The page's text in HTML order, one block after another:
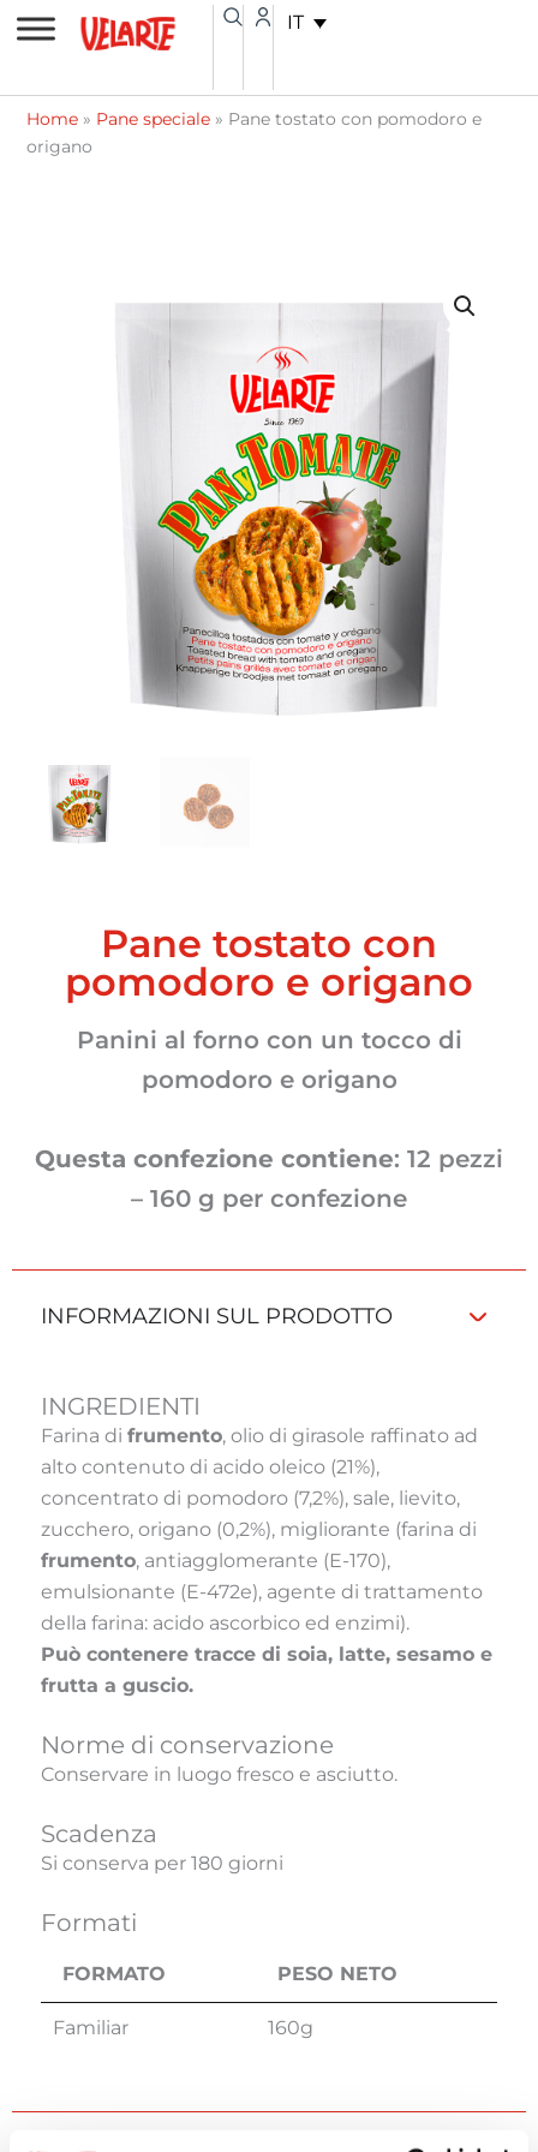
contenuto
Vai
IT
Home » Pane speciale » Pane tostato con pomodoro e
origano
Pane tostato con
pomodoro e origano
Panini al forno con un tocco di
pomodoro e origano
Questa confezione contiene: 12 pezzi
– 160 g per confezione
INFORMAZIONI SUL PRODOTTO
INGREDIENTI
Farina di frumento, olio di girasole raffinato ad
alto contenuto di acido oleico (21%),
concentrato di pomodoro (7,2%), sale, lievito,
zucchero, origano (0,2%), migliorante (farina di
frumento, antiagglomerante (E-170),
emulsionante (E-472e), agente di trattamento
della farina: acido ascorbico ed enzimi).
Può contenere tracce di soia, latte, sesamo e
frutta a guscio.
Norme di conservazione
Conservare in luogo fresco e asciutto.
Scadenza
Si conserva per 180 giorni
Formati
FORMATO
PESO NETO
FORMATO
PESO NETO
Familiar 160g